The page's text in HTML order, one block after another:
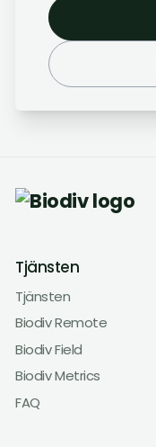
Tjänsten
Tjänsten
Biodiv Remote
Biodiv Field
Biodiv Metrics
FAQ